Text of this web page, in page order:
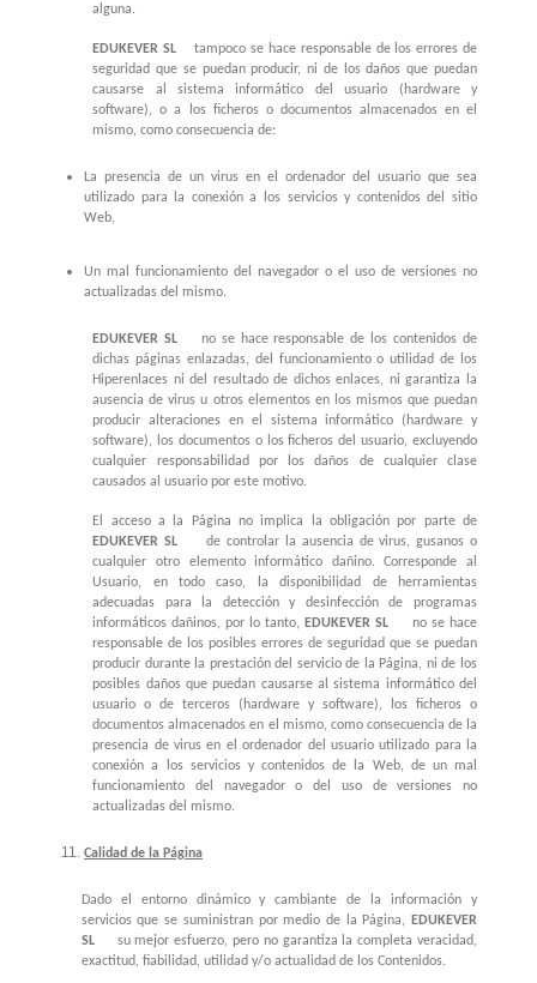
alguna.
EDUKEVER SL tampoco se hace responsable de los errores de
seguridad que se puedan producir, ni de los daños que puedan
causarse al sistema informático del usuario (hardware y
software), o a los ficheros o documentos almacenados en el
mismo, como consecuencia de:
La presencia de un virus en el ordenador del usuario que sea
utilizado para la conexión a los servicios y contenidos del sitio
Web,
Un mal funcionamiento del navegador o el uso de versiones no
actualizadas del mismo.
EDUKEVER SL no se hace responsable de los contenidos de
dichas páginas enlazadas, del funcionamiento o utilidad de los
Hiperenlaces ni del resultado de dichos enlaces, ni garantiza la
ausencia de virus u otros elementos en los mismos que puedan
producir alteraciones en el sistema informático (hardware y
software), los documentos o los ficheros del usuario, excluyendo
cualquier responsabilidad por los daños de cualquier clase
causados al usuario por este motivo.
El acceso a la Página no implica la obligación por parte de
EDUKEVER SL de controlar la ausencia de virus, gusanos o
cualquier otro elemento informático dañino. Corresponde al
Usuario, en todo caso, la disponibilidad de herramientas
adecuadas para la detección y desinfección de programas
informáticos dañinos, por lo tanto, EDUKEVER SL no se hace
responsable de los posibles errores de seguridad que se puedan
producir durante la prestación del servicio de la Página, ni de los
posibles daños que puedan causarse al sistema informático del
usuario o de terceros (hardware y software), los ficheros o
documentos almacenados en el mismo, como consecuencia de la
presencia de virus en el ordenador del usuario utilizado para la
conexión a los servicios y contenidos de la Web, de un mal
funcionamiento del navegador o del uso de versiones no
actualizadas del mismo.
Calidad de la Página
Dado el entorno dinámico y cambiante de la información y
servicios que se suministran por medio de la Página,
EDUKEVER
SLsu mejor esfuerzo, pero no garantiza la completa veracidad,
exactitud, fiabilidad, utilidad y/o actualidad de los Contenidos.